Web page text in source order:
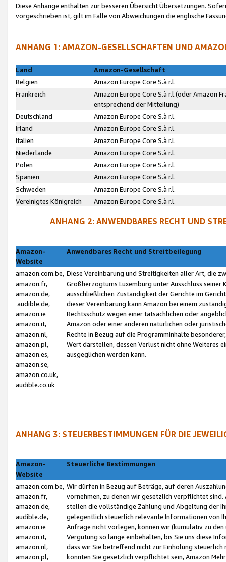
Diese Anhänge enthalten zur besseren Übersicht Übersetzungen.
vorgeschrieben ist, gilt im Falle von Abweichungen die englische
ANHANG 1: AMAZON-GESELLSCHAFTEN UND
Land
Amazon-Gesellschaft
Belgien
Amazon Europe Core S.à r.l.
Frankreich
Amazon Europe Core S.à r.l.(oder Amazon
entsprechend der Mitteilung)
Deutschland
Amazon Europe Core S.à r.l.
Irland
Amazon Europe Core S.à r.l.
Italien
Amazon Europe Core S.à r.l.
Niederlande
Amazon Europe Core S.à r.l.
Polen
Amazon Europe Core S.à r.l.
Spanien
Amazon Europe Core S.à r.l.
Schweden
Amazon Europe Core S.à r.l.
Vereinigtes Königreich
Amazon Europe Core S.à r.l.
ANHANG 2: ANWENDBARES RECHT UND
Amazon-
Website
Anwendbares Recht und Streitbeilegung
amazon.com.be,
amazon.fr,
amazon.de,
audible.de,
amazon.ie
amazon.it,
amazon.nl,
amazon.pl,
amazon.es,
amazon.se,
amazon.co.uk,
audible.co.uk
Diese Vereinbarung und Streitigkeiten aller Art, die
Großherzogtums Luxemburg unter Ausschluss
ausschließlichen Zuständigkeit der Gerichte im
dieser Vereinbarung kann Amazon bei einem
Rechtsschutz wegen einer tatsächlichen oder
Amazon oder einer anderen natürlichen oder
Rechte in Bezug auf die Programminhalte
Wert darstellen, dessen Verlust nicht ohne Weiteres
ausgeglichen werden kann.
ANHANG 3: STEUERBESTIMMUNGEN FÜR DIE
Amazon-
Website
Steuerliche Bestimmungen
amazon.com.be,
amazon.fr,
amazon.de,
audible.de,
amazon.ie
amazon.it,
amazon.nl,
amazon.pl,
Wir dürfen in Bezug auf Beträge, auf deren
vornehmen, zu denen wir gesetzlich verpflichtet
stellen die vollständige Zahlung und Abgeltung der
gelegentlich steuerlich relevante Informationen von
Anfrage nicht vorlegen, können wir (kumulativ zu
Vergütung so lange einbehalten, bis Sie uns diese
dass wir Sie betreffend nicht zur Einholung
könnten Sie gesetzlich verpflichtet sein, Amazon